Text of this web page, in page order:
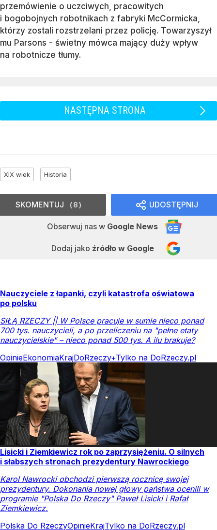
przemówienie o uczciwych, pracowitych
i bogobojnych robotnikach z fabryki McCormicka,
którzy zostali rozstrzelani przez policję. Towarzyszył
mu Parsons - świetny mówca mający duży wpływ
na robotnicze tłumy.
NASTĘPNA STRONA
XIX wiek Historia
UDOSTĘPNIJ
Obserwuj nas w Google News
Dodaj jako źródło w Google
SKOMENTUJ 8
Nauczyciele z łapanki, czyli katastrofa oświatowa
po polsku
SIŁĄ RZECZY || W Polsce pracuje w sumie nieco ponad
700 tys. nauczycieli, a po przeliczeniu na "pełne etaty
nauczycielskie" – nieco ponad 500 tys. A ilu brakuje?
OpinieEkonomiaKrajDoRzeczy+Tylko na DoRzeczy.pl
Lisicki i Ziemkiewicz rok po zaprzysiężeniu. O silnych
i słabszych stronach prezydentury Nawrockiego
Karol Nawrocki obchodzi pierwszą rocznicę swojej
prezydentury. Dokonania nowej głowy państwa ocenili w
programie "Polska Do Rzeczy" Paweł Lisicki i Rafał
Ziemkiewicz.
Polska Do RzeczyOpinieKrajTylko na DoRzeczy.pl